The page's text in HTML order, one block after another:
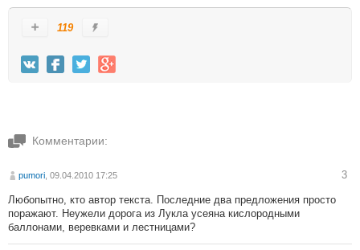
119
Комментарии:
pumori , 09.04.2010 17:25 3
Любопытно, кто автор текста. Последние два предложения просто
поражают. Неужели дорога из Лукла усеяна кислородными
баллонами, веревками и лестницами?